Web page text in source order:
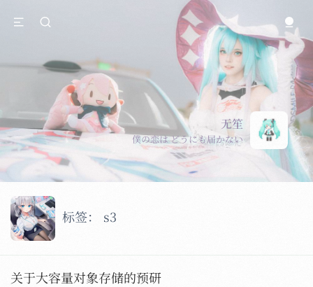
无笙
僕の恋は どうにも届かない
标签： s3
关于大容量对象存储的预研